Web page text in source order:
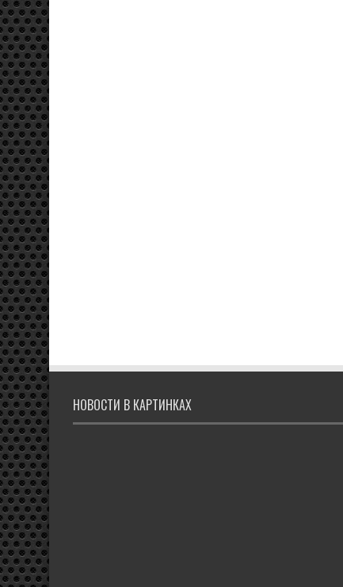
НОВОСТИ В КАРТИНКАХ